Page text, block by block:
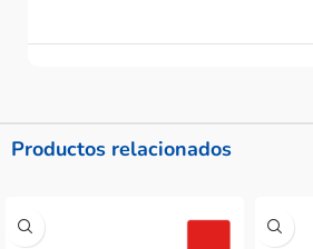
Productos relacionados